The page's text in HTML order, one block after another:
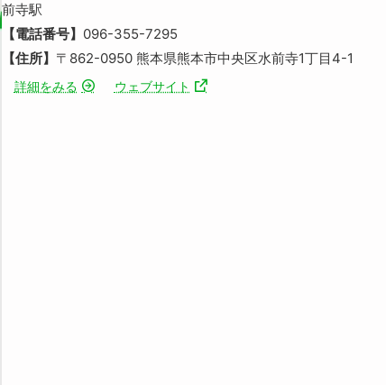
前寺駅
【電話番号】 096-355-7295
【住所】 〒862-0950 熊本県熊本市中央区水前寺1丁目4-1
詳細をみる ウェブサイト